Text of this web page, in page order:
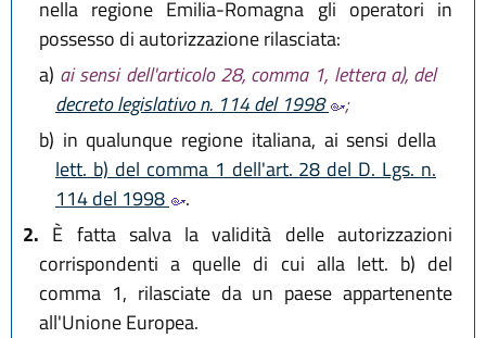
nella regione Emilia-Romagna gli operatori in
possesso di autorizzazione rilasciata:
a) ai sensi dell'articolo 28, comma 1, lettera a), del
decreto legislativo n. 114 del 1998
;
b) in qualunque regione italiana, ai sensi della
lett. b) del comma 1 dell'art. 28 del D. Lgs. n.
114 del 1998
.
2. È fatta salva la validità delle autorizzazioni
corrispondenti a quelle di cui alla lett. b) del
comma 1, rilasciate da un paese appartenente
all'Unione Europea.